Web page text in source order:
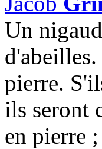
Un
pierre.
ils seront
en pierre